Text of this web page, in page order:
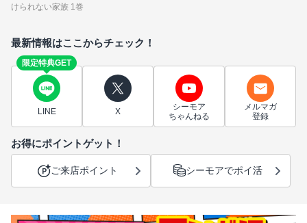
けられない家族 1巻
最新情報はここからチェック！
限定特典GET
LINE X
シーモア
ちゃんねる
メルマガ
登録
お得にポイントゲット！
ご来店ポイント シーモアでポイ活